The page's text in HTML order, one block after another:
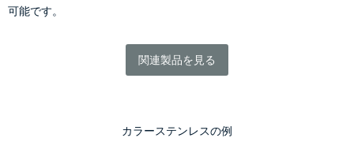
可能です。
関連製品を見る
カラーステンレスの例